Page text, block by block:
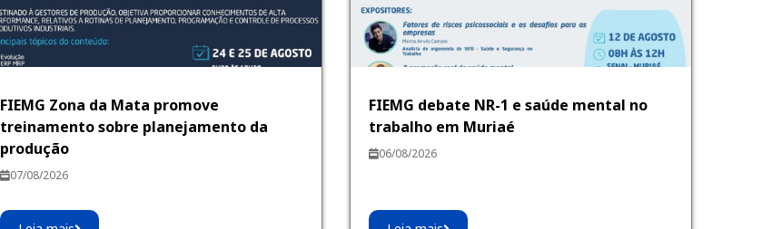
FIEMG Zona da Mata promove
treinamento sobre planejamento da
produção
07/08/2026
FIEMG debate NR-1 e saúde mental no
trabalho em Muriaé
06/08/2026